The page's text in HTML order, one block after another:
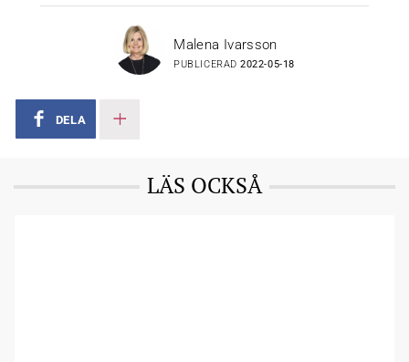
Malena Ivarsson
PUBLICERAD2022-05-18
DELA
LÄS OCKSÅ